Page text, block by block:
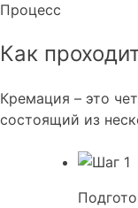
Процесс
Как
Кремация – это
состоящий из